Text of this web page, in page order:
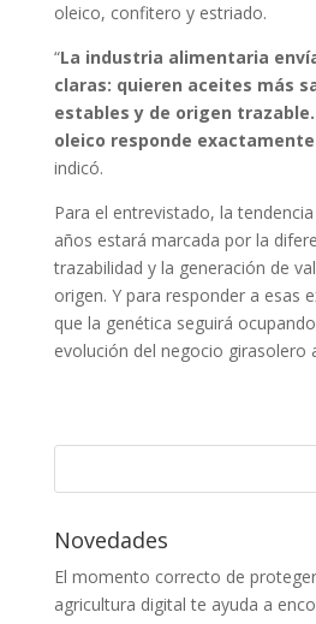
oleico, confitero y estriado.
“La industria alimentaria
claras: quieren aceites más
estables y de origen
oleico responde
indicó.
Para el entrevistado, la
años estará marcada por la
trazabilidad y la generación de
origen. Y para responder a esas
que la genética seguirá
evolución del negocio girasolero
Novedades
El momento correcto de
agricultura digital te ayuda a